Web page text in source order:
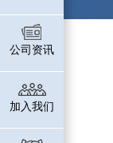
公司资讯
加入我们